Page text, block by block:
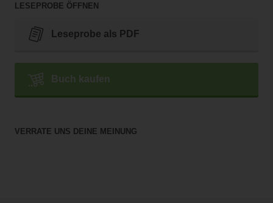
LESEPROBE ÖFFNEN
Leseprobe als PDF
Buch kaufen
VERRATE UNS DEINE MEINUNG